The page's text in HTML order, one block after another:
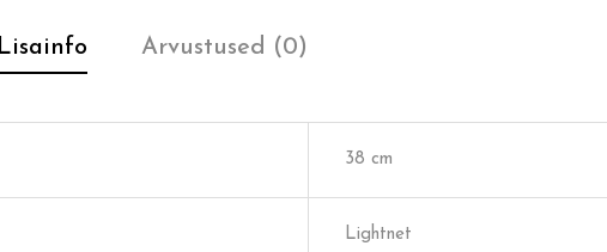
Lisainfo Arvustused (0)
38 cm
Lightnet